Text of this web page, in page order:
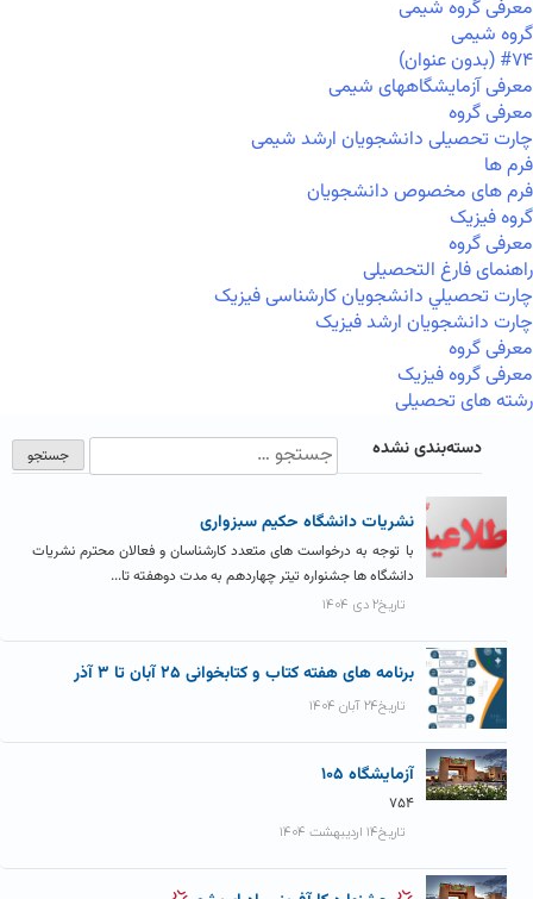
معرفی گروه شیمی
گروه شیمی
#۷۴ (بدون عنوان)
معرفی آزمایشگاههای شیمی
معرفی گروه
چارت تحصیلی دانشجویان ارشد شیمی
فرم ها
فرم های مخصوص دانشجویان
گروه فیزیک
معرفی گروه
راهنمای فارغ التحصیلی
چارت تحصيلي دانشجویان کارشناسی فیزیک
چارت دانشجویان ارشد فیزیک
معرفی گروه
معرفی گروه فیزیک
رشته های تحصیلی
دسته‌بندی نشده
نشریات دانشگاه حکیم سبزواری
با توجه به درخواست های متعدد کارشناسان و فعالان محترم نشریات
دانشگاه ها جشنواره تیتر چهاردهم به مدت دوهفته تا...
تاریخ۲ دی ۱۴۰۴
برنامه های هفته کتاب و کتابخوانی ۲۵ آبان تا ۳ آذر
تاریخ۲۴ آبان ۱۴۰۴
آزمايشگاه ۱۰۵
۷۵۴
تاریخ۱۴ اردیبهشت ۱۴۰۴